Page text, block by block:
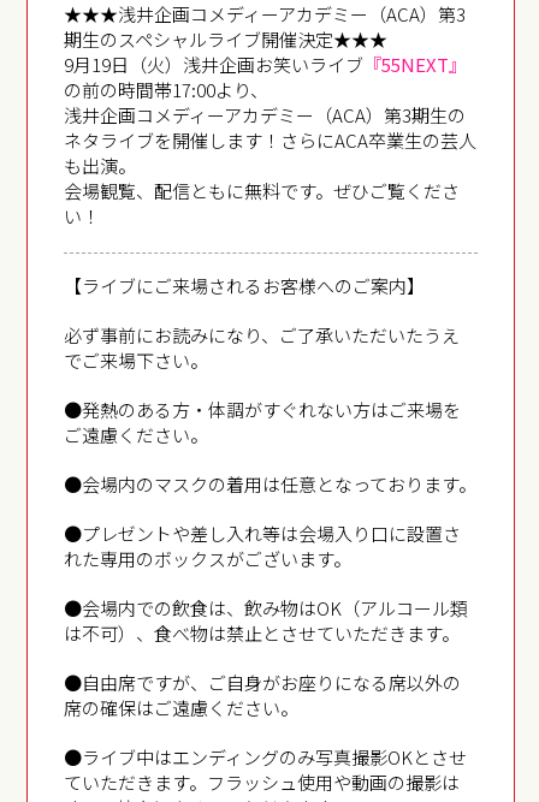
★★★浅井企画コメディーアカデミー（ACA）第3
期生のスペシャルライブ開催決定★★★
9月19日（火）浅井企画お笑いライブ 『55NEXT』
の前の時間帯17:00より、
浅井企画コメディーアカデミー（ACA）第3期生の
ネタライブを開催します！さらにACA卒業生の芸人
も出演。
会場観覧、配信ともに無料です。ぜひご覧くださ
い！
【ライブにご来場されるお客様へのご案内】
必ず事前にお読みになり、ご了承いただいたうえ
でご来場下さい。
●発熱のある方・体調がすぐれない方はご来場を
ご遠慮ください。
●会場内のマスクの着用は任意となっております。
●プレゼントや差し入れ等は会場入り口に設置さ
れた専用のボックスがございます。
●会場内での飲食は、飲み物はOK（アルコール類
は不可）、食べ物は禁止とさせていただきます。
●自由席ですが、ご自身がお座りになる席以外の
席の確保はご遠慮ください。
●ライブ中はエンディングのみ写真撮影OKとさせ
ていただきます。フラッシュ使用や動画の撮影は